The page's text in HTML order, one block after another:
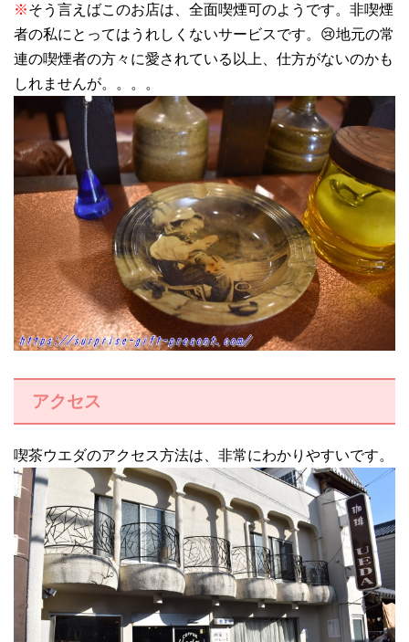
※そう言えばこのお店は、全面喫煙可のようです。非喫煙
者の私にとってはうれしくないサービスです。😢地元の常
連の喫煙者の方々に愛されている以上、仕方がないのかも
しれませんが。。。。
アクセス
喫茶ウエダのアクセス方法は、非常にわかりやすいです。